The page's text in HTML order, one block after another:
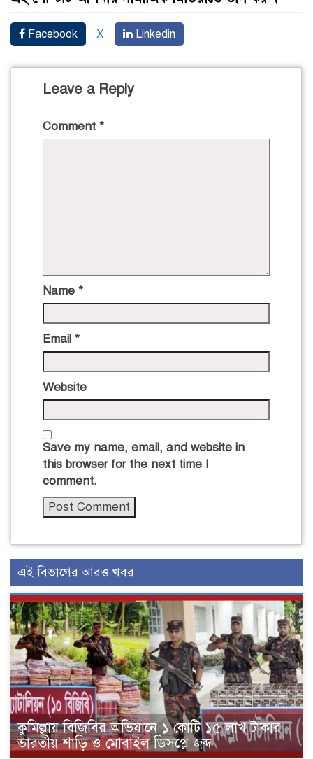
Facebook X Linkedin
Leave a Reply
Comment *
Name *
Email *
Website
Save my name, email, and website in
this browser for the next time I
comment.
এই বিভাগের আরও খবর
কুমিল্লায় বিজিবির অভিযানে ১ কোটি ১৫ লাখ টাকার
ভারতীয় শাড়ি ও মোবাইল ডিসপ্লে জব্দ